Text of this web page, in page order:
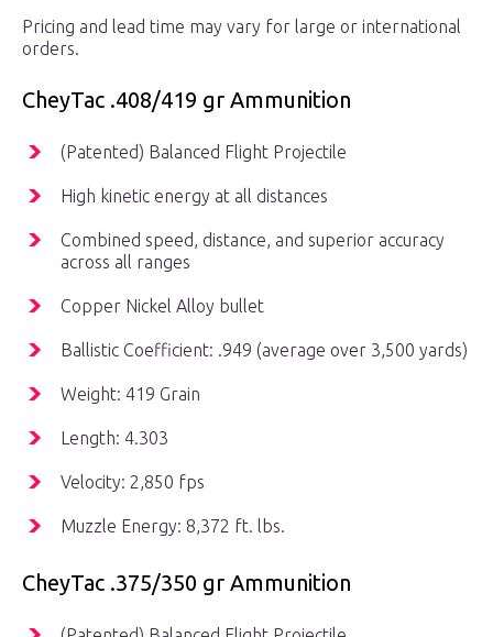
Pricing and lead time may vary for large or international
orders.
CheyTac .408/419 gr Ammunition
(Patented) Balanced Flight Projectile
High kinetic energy at all distances
Combined speed, distance, and superior accuracy
across all ranges
Copper Nickel Alloy bullet
Ballistic Coefficient: .949 (average over 3,500 yards)
Weight: 419 Grain
Length: 4.303
Velocity: 2,850 fps
Muzzle Energy: 8,372 ft. lbs.
CheyTac .375/350 gr Ammunition